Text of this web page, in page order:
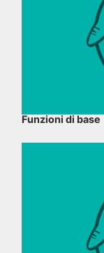
Funzioni di base